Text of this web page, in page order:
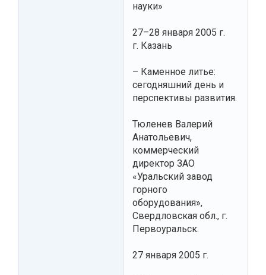
науки»
27–28 января 2005 г.
г. Казань
– Каменное литье:
сегодняшний день и
перспективы развития.
Тюленев Валерий
Анатольевич,
коммерческий
директор ЗАО
«Уральский завод
горного
оборудования»,
Свердловская обл., г.
Первоуральск.
27 января 2005 г.